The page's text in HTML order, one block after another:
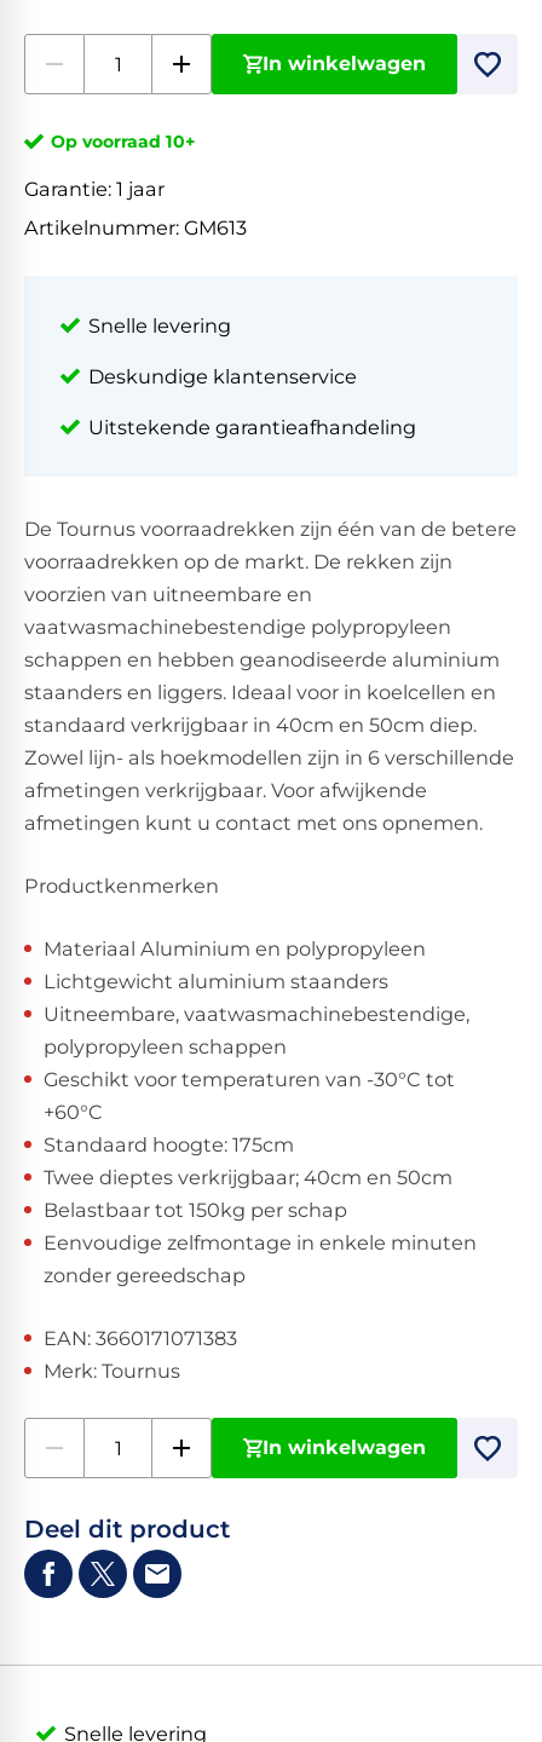
In winkelwagen
Op voorraad 10+
Garantie: 1 jaar
Artikelnummer: GM613
Snelle levering
Deskundige klantenservice
Uitstekende garantieafhandeling
De Tournus voorraadrekken zijn één van de betere
voorraadrekken op de markt. De rekken zijn
voorzien van uitneembare en
vaatwasmachinebestendige polypropyleen
schappen en hebben geanodiseerde aluminium
staanders en liggers. Ideaal voor in koelcellen en
standaard verkrijgbaar in 40cm en 50cm diep.
Zowel lijn- als hoekmodellen zijn in 6 verschillende
afmetingen verkrijgbaar. Voor afwijkende
afmetingen kunt u contact met ons opnemen.
Productkenmerken
Materiaal Aluminium en polypropyleen
Lichtgewicht aluminium staanders
Uitneembare, vaatwasmachinebestendige,
polypropyleen schappen
Geschikt voor temperaturen van -30°C tot
+60°C
Standaard hoogte: 175cm
Twee dieptes verkrijgbaar; 40cm en 50cm
Belastbaar tot 150kg per schap
Eenvoudige zelfmontage in enkele minuten
zonder gereedschap
EAN: 3660171071383
Merk: Tournus
In winkelwagen
Deel dit product
Snelle levering